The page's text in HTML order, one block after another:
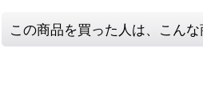
この商品を買った人は、こん